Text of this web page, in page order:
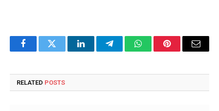
FacebookTwitter LinkedInTelegramWhatsAppPinterestEmail
RELATED POSTS